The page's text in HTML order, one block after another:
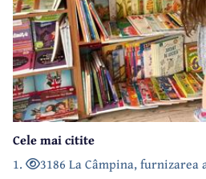
Cele mai citite
1.
3186 La Câmpina,